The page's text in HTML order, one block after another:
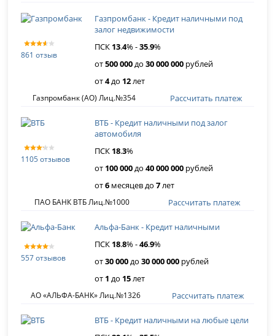
861 отзыв
Газпромбанк - Кредит наличными под
залог недвижимости
ПСК 13.4% -35.9%
от500 000до30 000 000 рублей
от4до 12лет
Газпромбанк (АО) Лиц.№354 Рассчитать платеж
1105 отзывов
ВТБ - Кредит наличными под залог
автомобиля
ПСК 18.3%
от 100 000до40 000 000 рублей
от6 месяцев до7лет
ПАО БАНК ВТБ Лиц.№1000 Рассчитать платеж
557 отзывов
Альфа-Банк - Кредит наличными
ПСК 18.8% -46.9%
от30 000до30 000 000 рублей
от 1 до 15лет
АО «АЛЬФА-БАНК» Лиц.№1326 Рассчитать платеж
ВТБ - Кредит наличными на любые цели